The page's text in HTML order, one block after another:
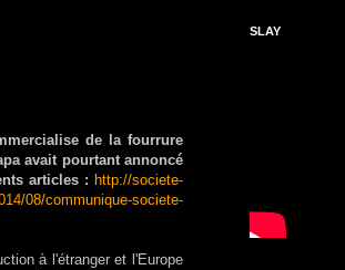
de la fourrure
avait pourtant annoncé
articles : http://societe-
08/communique-societe-
à l'étranger et l'Europe
SLAY